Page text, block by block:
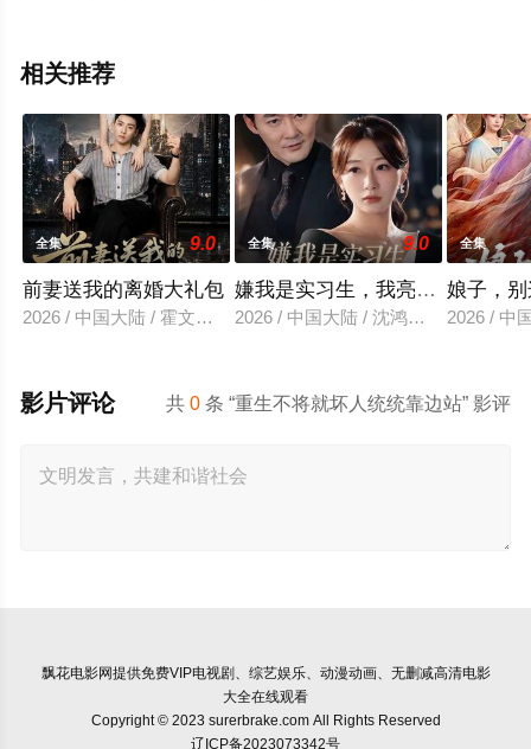
相关推荐
全集 9.0
前妻送我的离婚大礼包
2026 / 中国大陆 / 霍文琦＆雷小米
全集 9.0
嫌我是实习生，我亮出老板身份
2026 / 中国大陆 / 沈鸿运＆刘亚倩
全集
娘子，
2026 / 中
共0 条 “重生不将就坏人统统靠边站” 影评
影片评论
飘花电影网提供免费VIP电视剧、综艺娱乐、动漫动画、无删减高清电影
大全在线观看
Copyright © 2023 surerbrake.com All Rights Reserved
辽ICP备2023073342号